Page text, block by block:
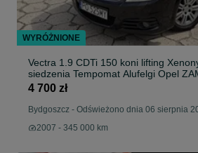
Vectra 1.9 CDTi 150 koni lifting Xenony Podgrzewane
siedzenia Tempomat Alufelgi Opel
4 700 zł
Bydgoszcz - Odświeżono dnia 06 sierpnia
2007 - 345 000 km
WYRÓŻNIONE